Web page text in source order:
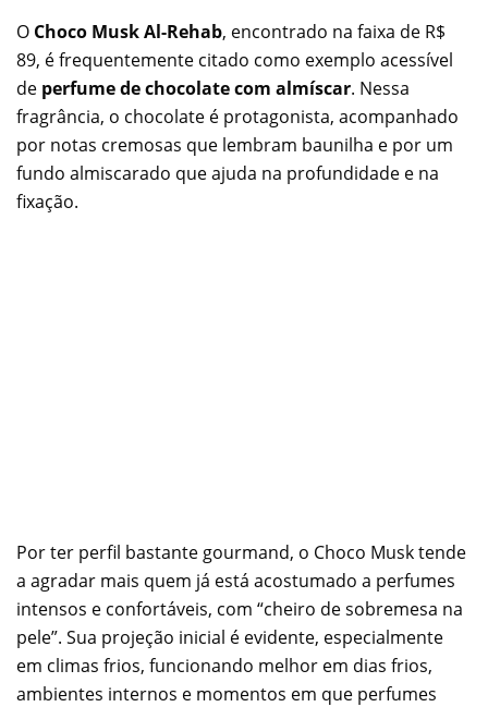
O Choco Musk Al-Rehab, encontrado na faixa de R$
89, é frequentemente citado como exemplo acessível
de perfume de chocolate com almíscar. Nessa
fragrância, o chocolate é protagonista, acompanhado
por notas cremosas que lembram baunilha e por um
fundo almiscarado que ajuda na profundidade e na
fixação.
Por ter perfil bastante gourmand, o Choco Musk tende
a agradar mais quem já está acostumado a perfumes
intensos e confortáveis, com “cheiro de sobremesa na
pele”. Sua projeção inicial é evidente, especialmente
em climas frios, funcionando melhor em dias frios,
ambientes internos e momentos em que perfumes